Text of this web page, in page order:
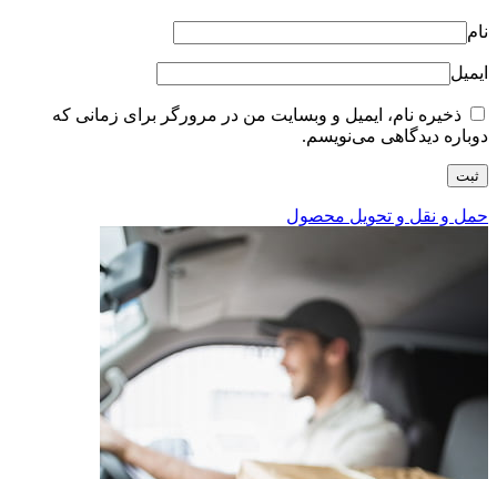
نام
ایمیل
ذخیره نام، ایمیل و وبسایت من در مرورگر برای زمانی که
دوباره دیدگاهی می‌نویسم.
حمل و نقل و تحویل محصول